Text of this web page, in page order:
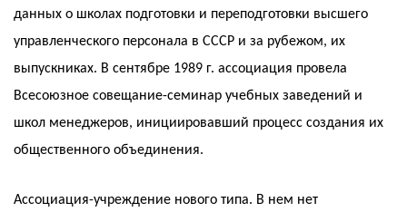
данных о школах подготовки и переподготовки высшего
управленческого персонала в СССР и за рубежом, их
выпускниках. В сентябре 1989 г. ассоциация провела
Всесоюзное совещание-семинар учебных заведений и
школ менеджеров, инициировавший процесс создания их
общественного объединения.
Ассоциация-учреждение нового типа. В нем нет